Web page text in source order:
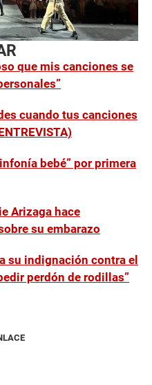
que mis canciones se
cuando tus canciones
bebé” por primera
Arizaga hace
su embarazo
su indignación contra el
perdón de rodillas”